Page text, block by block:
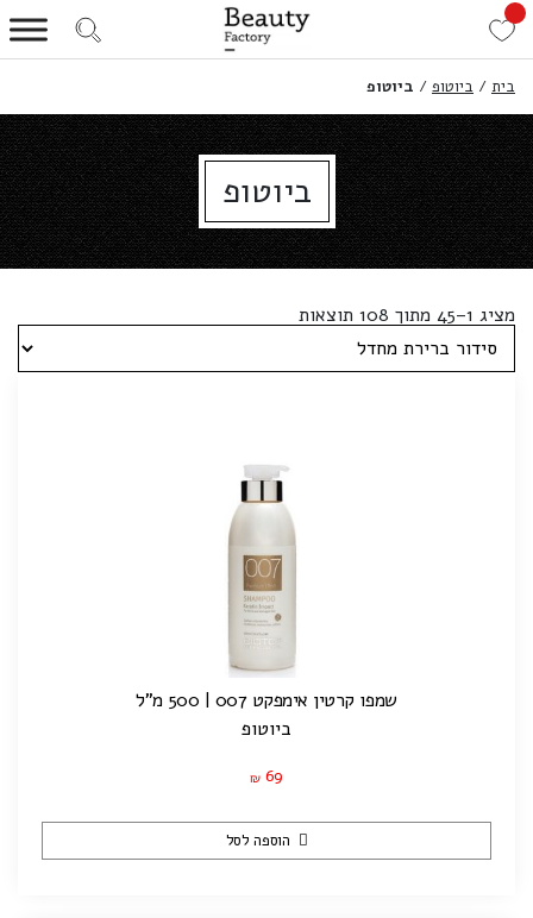
בית / ביוטופ / ביוטופ
ביוטופ
מציג 1–45 מתוך 108 תוצאות
שמפו קרטין אימפקט 007 | 500 מ"ל
ביוטופ
₪ 69
הוספה לסל